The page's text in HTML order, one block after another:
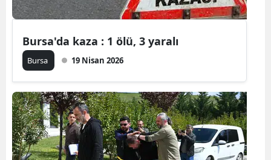
Tekirdağ
Tunceli
Şanlıurfa
Uşak
Van
Bursa'da kaza : 1 ölü, 3 yaralı
Bursa 19 Nisan 2026